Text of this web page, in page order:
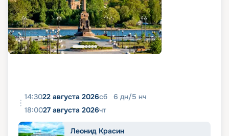
14:3022 августа 2026сб 6 дн/5 нч
18:0027 августа 2026чт
Леонид Красин